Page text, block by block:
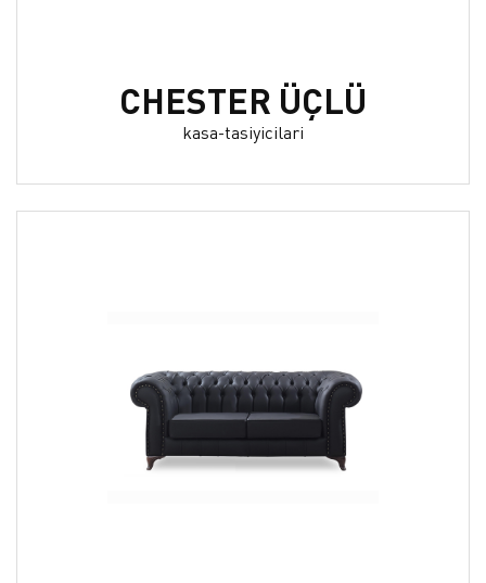
CHESTER ÜÇLÜ
kasa-tasiyicilari